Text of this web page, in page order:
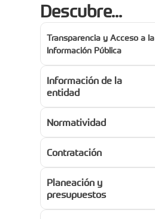
Descubre...
Transparencia y Acceso a la
Información Pública
Información de la
entidad
Normatividad
Contratación
Planeación y
presupuestos